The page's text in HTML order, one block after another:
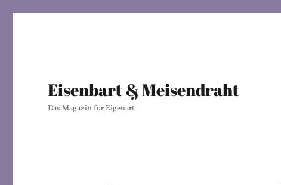
Eisenbart & Meisendraht
Das Magazin für Eigenart